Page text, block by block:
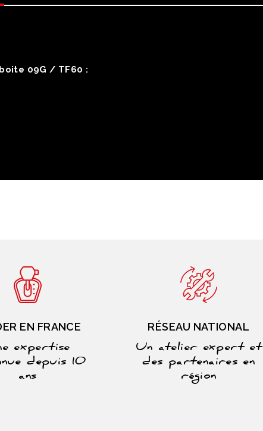
09G / TF60 :
EN FRANCE
expertise
depuis 10
ans
RÉSEAU NATIONAL
Un atelier expert et
des partenaires en
région